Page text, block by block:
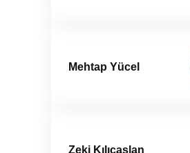
Mehtap Yücel
Zeki Kılıçaslan